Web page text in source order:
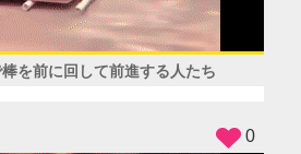
を前に回して前進する人たち
0